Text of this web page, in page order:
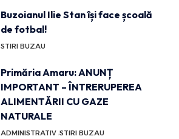
Buzoianul Ilie Stan își face școală
de fotbal!
STIRI BUZAU
Primăria Amaru: ANUNȚ
IMPORTANT – ÎNTRERUPEREA
ALIMENTĂRII CU GAZE
NATURALE
ADMINISTRATIV STIRI BUZAU